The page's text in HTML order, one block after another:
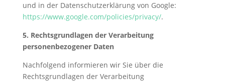
und in der Datenschutzerklärung von Google:
https://www.google.com/policies/privacy/.
5. Rechtsgrundlagen der Verarbeitung
personenbezogener Daten
Nachfolgend informieren wir Sie über die
Rechtsgrundlagen der Verarbeitung